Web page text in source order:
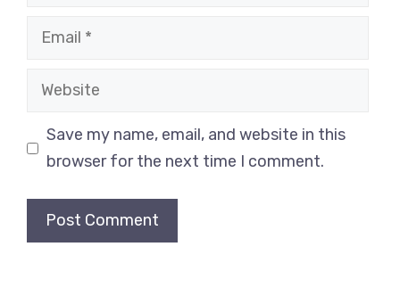
Email
Website
Save my name, email, and website in this
browser for the next time I comment.